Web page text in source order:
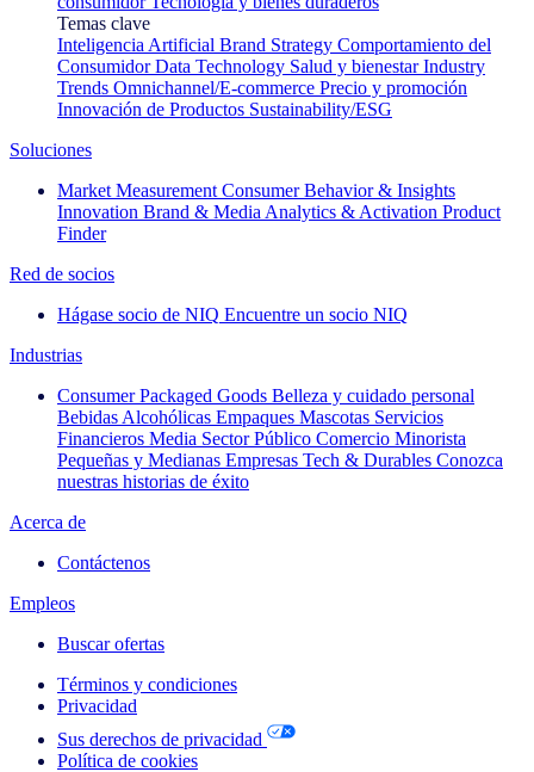
Temas clave
Inteligencia Artificial Brand Strategy Comportamiento del
Consumidor Data Technology Salud y bienestar Industry
Trends Omnichannel/E-commerce Precio y promoción
Innovación de Productos Sustainability/ESG
Soluciones
Market Measurement Consumer Behavior & Insights
Innovation Brand & Media Analytics & Activation Product
Finder
Red de socios
Hágase socio de NIQ Encuentre un socio NIQ
Industrias
Consumer Packaged Goods Belleza y cuidado personal
Bebidas Alcohólicas Empaques Mascotas Servicios
Financieros Media Sector Público Comercio Minorista
Pequeñas y Medianas Empresas Tech & Durables Conozca
nuestras historias de éxito
Acerca de
Contáctenos
Empleos
Buscar ofertas
Términos y condiciones
Privacidad
Sus derechos de privacidad
Política de cookies